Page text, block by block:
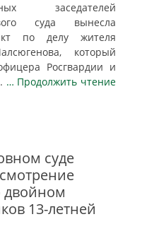
заседателей
суда вынесла
по делу жителя
который
Росгвардии и
… Продолжить чтение
суде
двойном
13-летней